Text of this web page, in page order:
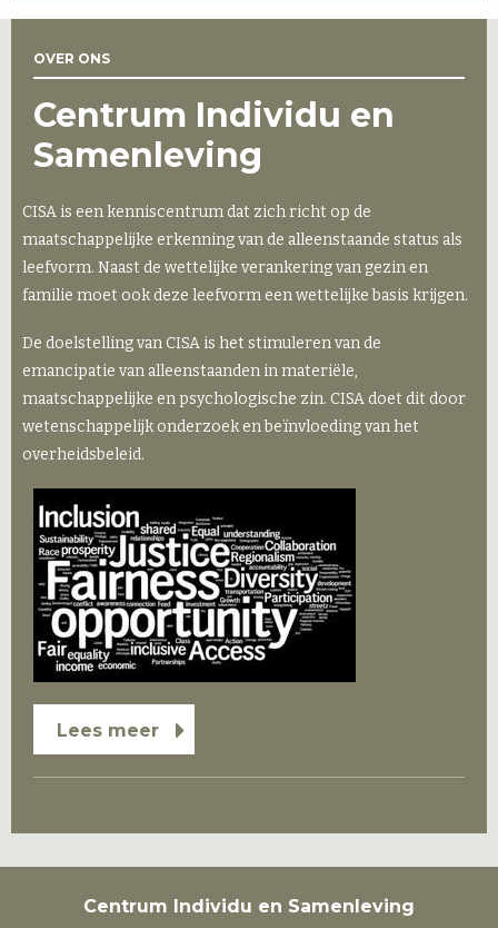
OVER ONS
Centrum Individu en
Samenleving
CISA is een kenniscentrum dat zich richt op de
maatschappelijke erkenning van de alleenstaande status als
leefvorm. Naast de wettelijke verankering van gezin en
familie moet ook deze leefvorm een wettelijke basis krijgen.
De doelstelling van CISA is het stimuleren van de
emancipatie van alleenstaanden in materiële,
maatschappelijke en psychologische zin. CISA doet dit door
wetenschappelijk onderzoek en beïnvloeding van het
overheidsbeleid.
Lees meer
Centrum Individu en Samenleving